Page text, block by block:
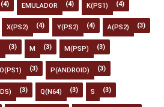
(4) EMULADOR (4) K(PS1) (4)
X(PS2) (4) Y(PS2) (4) A(PS2) (3)
(3) M (3) M(PSP) (3)
O(PS1) (3) P(ANDROID) (3)
(3) Q(N64) (3) S (3)